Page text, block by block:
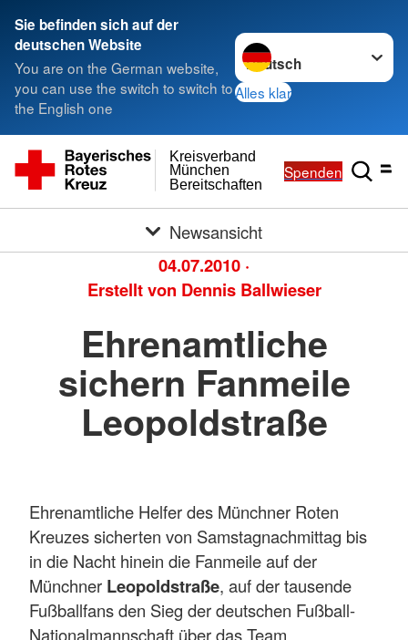
Sie befinden sich auf der
deutschen Website
You are on the German website,
you can use the switch to switch to
the English one
Sprache wechseln zu
Alles klar
Bereitschaften
München
Kreisverband
Spenden
Newsansicht
04.07.2010 ·
Erstellt von Dennis Ballwieser
Ehrenamtliche
sichern Fanmeile
Leopoldstraße
Ehrenamtliche Helfer des Münchner Roten
Kreuzes sicherten von Samstagnachmittag bis
in die Nacht hinein die Fanmeile auf der
Münchner Leopoldstraße, auf der tausende
Fußballfans den Sieg der deutschen Fußball-
Nationalmannschaft über das Team